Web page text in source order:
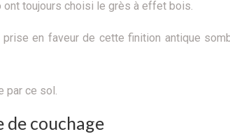
ont toujours choisi le grès à effet bois.
en faveur de cette finition antique
par ce sol.
de couchage